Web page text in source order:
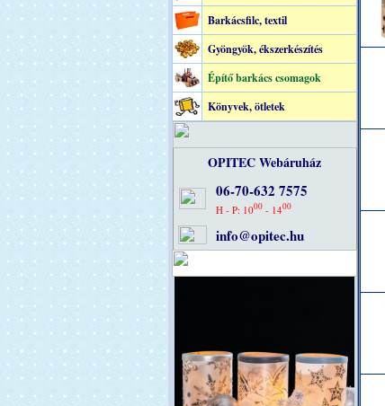
Barkácsfilc, textil
Gyöngyök, ékszerkészítés
Építő barkács csomagok
Könyvek, ötletek
OPITEC Webáruház
06-70-632 7575
H - P: 1000- 1400
info@opitec.hu